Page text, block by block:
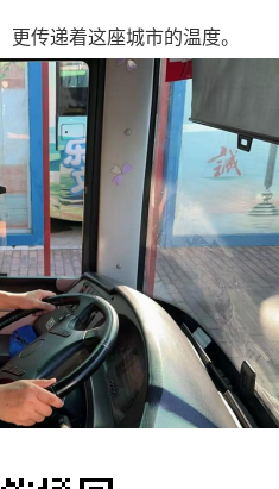
传递着这座城市的温度。